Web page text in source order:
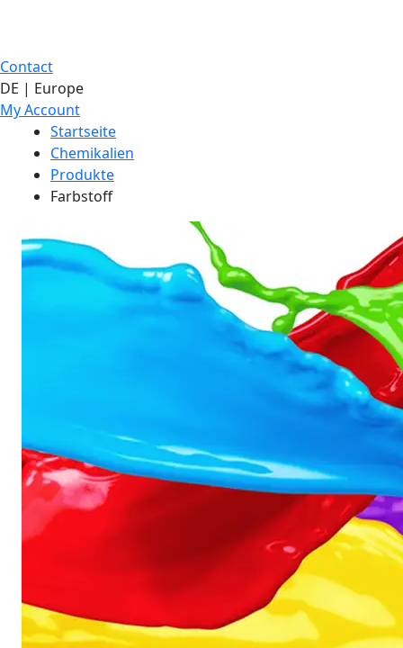
Contact
DE | Europe
My Account
Startseite
Chemikalien
Produkte
Farbstoff